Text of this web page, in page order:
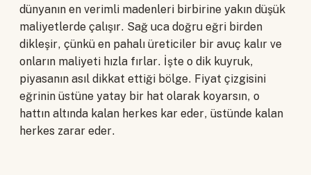
dünyanın en verimli madenleri birbirine yakın düşük
maliyetlerde çalışır. Sağ uca doğru eğri birden
dikleşir, çünkü en pahalı üreticiler bir avuç kalır ve
onların maliyeti hızla fırlar. İşte o dik kuyruk,
piyasanın asıl dikkat ettiği bölge. Fiyat çizgisini
eğrinin üstüne yatay bir hat olarak koyarsın, o
hattın altında kalan herkes kar eder, üstünde kalan
herkes zarar eder.